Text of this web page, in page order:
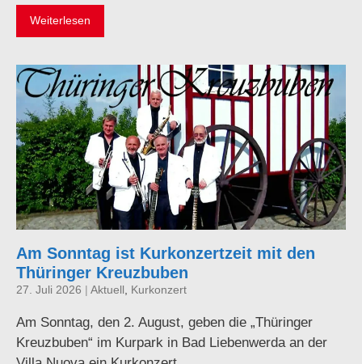
Weiterlesen
Am Sonntag ist Kurkonzertzeit mit den
Thüringer Kreuzbuben
27. Juli 2026 Aktuell , Kurkonzert
Am Sonntag, den 2. August, geben die „Thüringer
Kreuzbuben“ im Kurpark in Bad Liebenwerda an der